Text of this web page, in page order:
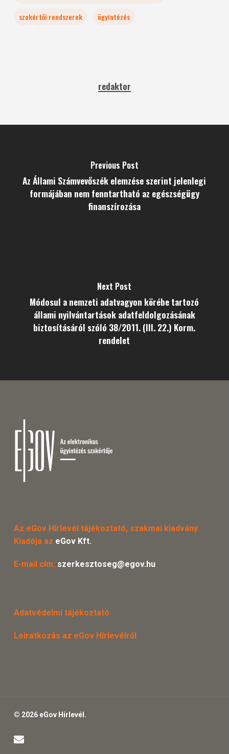
szakértői rendszerek
ügyintézés
redaktor
Previous Post
Az Állami Számvevőszék elemzése szerint jelenlegi
formájában nem fenntartható az egészségügy
finanszírozása
Next Post
Módosul a nemzeti adatvagyon körébe tartozó
állami nyilvántartások adatfeldolgozásának
biztosításáról szóló 38/2011. (III. 22.) Korm.
rendelet
Az eGov Hírlevél tájékoztató, szakmai kiadvány.
Kiadója az eGov Kft.
E-mail cím: szerkesztoseg@egov.hu
Adatvédelmi tájékoztató
Leiratkozás az eGov Hírlevélről
© 2026 eGov Hírlevél.
email